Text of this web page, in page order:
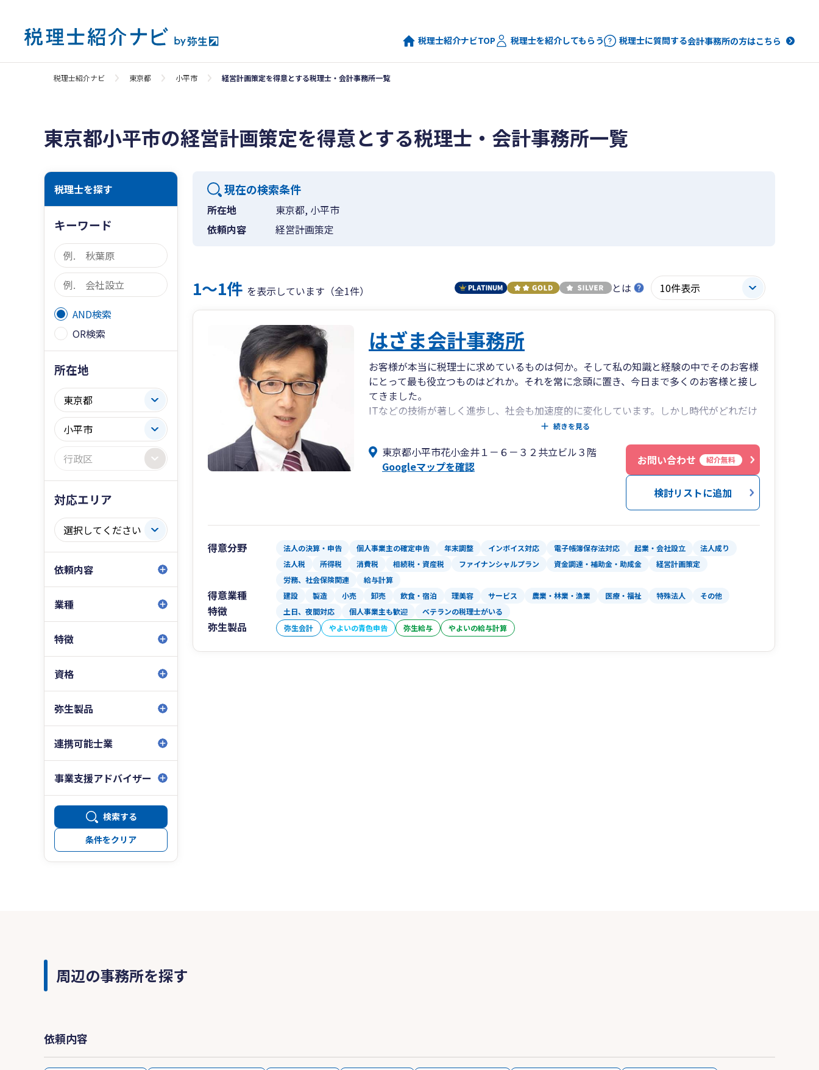
税理士紹介ナビTOP 税理士を紹介してもらう 税理士に質問する会計事務所の方はこちら
税理士紹介ナビ 東京都 小平市 経営計画策定を得意とする税理士・会計事務所一覧
東京都小平市の経営計画策定を得意とする税理士・会計事務所一覧
税理士を探す
キーワード
AND検索
OR検索
所在地
対応エリア
依頼内容
業種
特徴
資格
弥生製品
連携可能士業
事業支援アドバイザー
検索する
条件をクリア
現在の検索条件
所在地
東京都, 小平市
依頼内容
経営計画策定
1〜1件 を表示しています（全1件） とは
はざま会計事務所
お客様が本当に税理士に求めているものは何か。そして私の知識と経験の中でそのお客様
にとって最も役立つものはどれか。それを常に念頭に置き、今日まで多くのお客様と接し
てきました。
ITなどの技術が著しく進歩し、社会も加速度的に変化しています。しかし時代がどれだけ
変わっても変わらないもの、大事なもの―それがお客様との信頼関係だと私は考えます。
所までご相談ください。プライバシーを守り、一生懸命お客様に満足していただけるよう
に努力させていただきます。
続きを見る
東京都小平市花小金井１－６－３２共立ビル３階
Googleマップを確認
お問い合わせ 紹介無料
検討リストに追加
得意分野 法人の決算・申告 個人事業主の確定申告 年末調整 インボイス対応 電子帳簿保存法対応 起業・会社設立
法人成り
法人税
所得税 消費税 相続税・資産税 ファイナンシャルプラン 資金調達・補助金・助成金
経営計画策定
労務、社会保険関連
給与計算
得意業種 建設 製造 小売 卸売 飲食・宿泊 理美容 サービス 農業・林業・漁業 医療・福祉 特殊法人 その他
特徴 土日、夜間対応 個人事業主も歓迎 ベテランの税理士がいる
弥生製品 弥生会計 やよいの青色申告 弥生給与 やよいの給与計算
周辺の事務所を探す
依頼内容